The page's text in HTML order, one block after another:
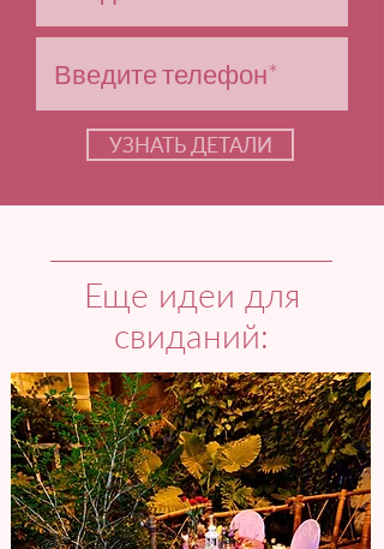
УЗНАТЬ ДЕТАЛИ
Еще идеи для
свиданий: